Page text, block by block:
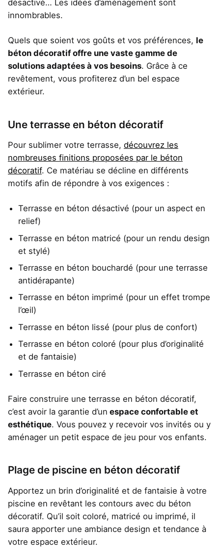
désactivé… Les idées d’aménagement sont
innombrables.
Quels que soient vos goûts et vos préférences, le
béton décoratif offre une vaste gamme de
solutions adaptées à vos besoins. Grâce à ce
revêtement, vous profiterez d’un bel espace
extérieur.
Une terrasse en béton décoratif
Pour sublimer votre terrasse, découvrez les
nombreuses finitions proposées par le béton
décoratif. Ce matériau se décline en différents
motifs afin de répondre à vos exigences :
Terrasse en béton désactivé (pour un aspect en
relief)
Terrasse en béton matricé (pour un rendu design
et stylé)
Terrasse en béton bouchardé (pour une terrasse
antidérapante)
Terrasse en béton imprimé (pour un effet trompe
l’œil)
Terrasse en béton lissé (pour plus de confort)
Terrasse en béton coloré (pour plus d’originalité
et de fantaisie)
Terrasse en béton ciré
Faire construire une terrasse en béton décoratif,
c’est avoir la garantie d’un espace confortable et
esthétique. Vous pouvez y recevoir vos invités ou y
aménager un petit espace de jeu pour vos enfants.
Plage de piscine en béton décoratif
Apportez un brin d’originalité et de fantaisie à votre
piscine en revêtant les contours avec du béton
décoratif. Qu’il soit coloré, matricé ou imprimé, il
saura apporter une ambiance design et tendance à
votre espace extérieur.